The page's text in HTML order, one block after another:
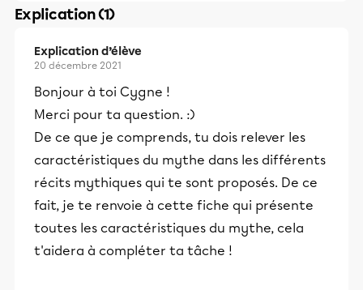
Explication (1)
Explication d’élève
20 décembre 2021
Bonjour à toi Cygne !
Merci pour ta question. :)
De ce que je comprends, tu dois relever les
caractéristiques du mythe dans les différents
récits mythiques qui te sont proposés. De ce
fait, je te renvoie à cette fiche qui présente
toutes les caractéristiques du mythe, cela
t'aidera à compléter ta tâche !